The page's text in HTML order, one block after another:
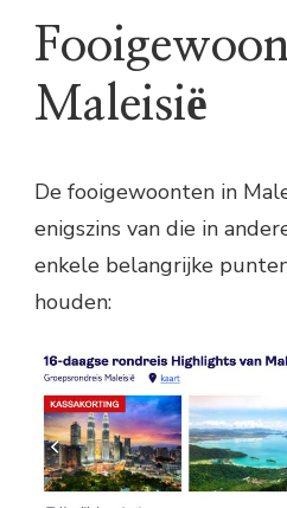
Maleisië
De fooigewoonten in
enigszins van die in
enkele belangrijke
houden: